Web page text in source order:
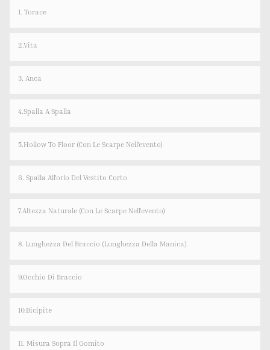
1. Torace
2.Vita
3. Anca
4.spalla A Spalla
5.Hollow To Floor (con Le Scarpe Nell'evento)
6. Spalla All'orlo Del Vestito Corto
7.Altezza Naturale (con Le Scarpe Nell'evento)
8. Lunghezza Del Braccio (lunghezza Della Manica)
9.Occhio Di Braccio
10.Bicipite
11. Misura Sopra Il Gomito